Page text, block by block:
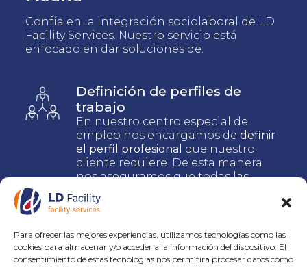
Para ofrecer las mejores experiencias, utilizamos tecnologías como las
cookies para almacenar y/o acceder a la información del dispositivo. El
consentimiento de estas tecnologías nos permitirá procesar datos como
Confía en la integración sociolaboral de LD
Facility Services. Nuestro servicio está
enfocado en dar soluciones de:
Definición de perfiles de
trabajo
En nuestro centro especial de
empleo nos encargamos de definir
el perfil profesional que nuestro
cliente requiere. De esta manera
nos aseguramos que todas las
personal
Nos encargamos de todo elproceso